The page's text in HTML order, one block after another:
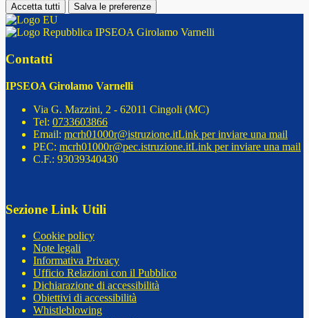
Accetta tutti Salva le preferenze
IPSEOA Girolamo Varnelli
Contatti
IPSEOA Girolamo Varnelli
Via G. Mazzini, 2 - 62011 Cingoli (MC)
Tel: 0733603866
Email: mcrh01000r@istruzione.itLink per inviare una mail
PEC: mcrh01000r@pec.istruzione.itLink per inviare una mail
C.F.: 93039340430
Sezione Link Utili
Cookie policy
Note legali
Informativa Privacy
Ufficio Relazioni con il Pubblico
Dichiarazione di accessibilità
Obiettivi di accessibilità
Whistleblowing